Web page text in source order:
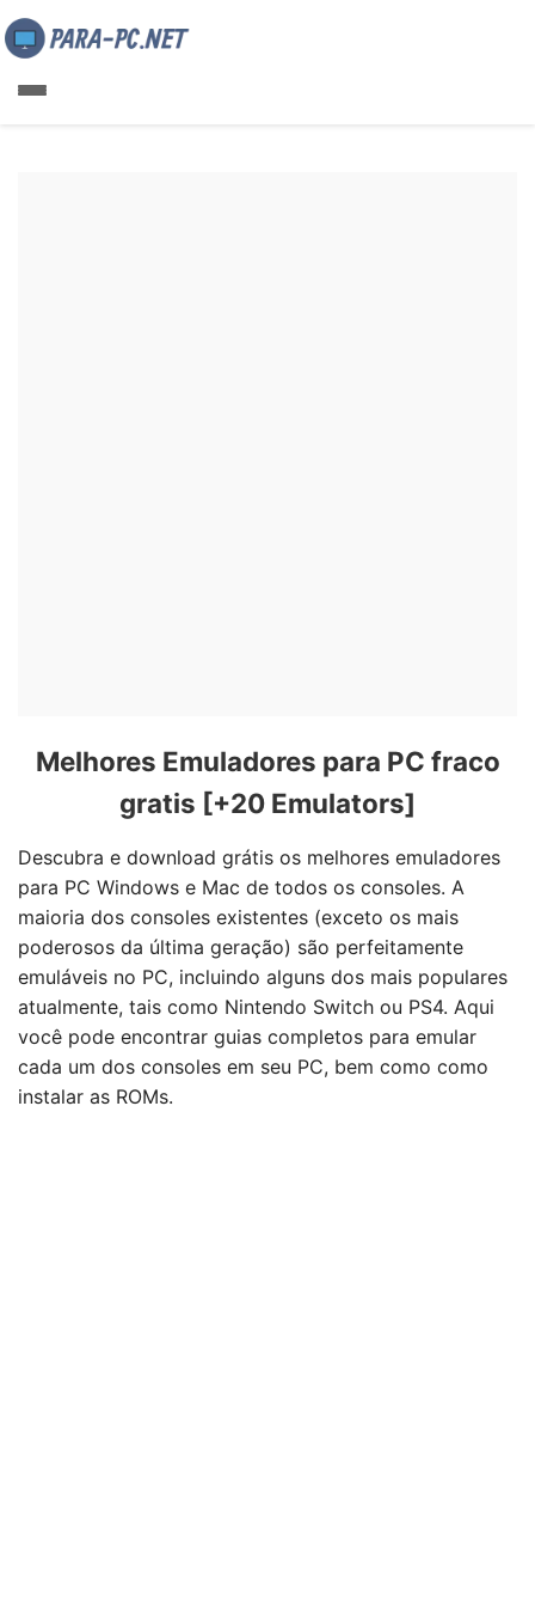
Melhores Emuladores para PC fraco
gratis [+20 Emulators]
Descubra e download grátis os melhores emuladores
para PC Windows e Mac de todos os consoles. A
maioria dos consoles existentes (exceto os mais
poderosos da última geração) são perfeitamente
emuláveis no PC, incluindo alguns dos mais populares
atualmente, tais como Nintendo Switch ou PS4. Aqui
você pode encontrar guias completos para emular
cada um dos consoles em seu PC, bem como como
instalar as ROMs.